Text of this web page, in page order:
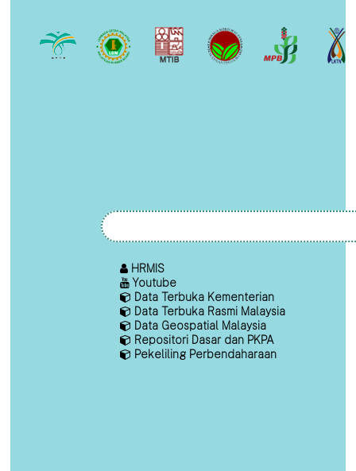
HRMIS
Youtube
Data Terbuka Kementerian
Data Terbuka Rasmi Malaysia
Data Geospatial Malaysia
Repositori Dasar dan PKPA
Pekeliling Perbendaharaan